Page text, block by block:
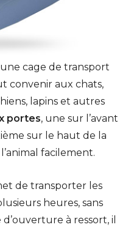
cage de transport
convenir aux chats,
lapins et autres
portes, une sur l’avant
sur le haut de la
facilement.
de transporter les
heures, sans
à ressort, il